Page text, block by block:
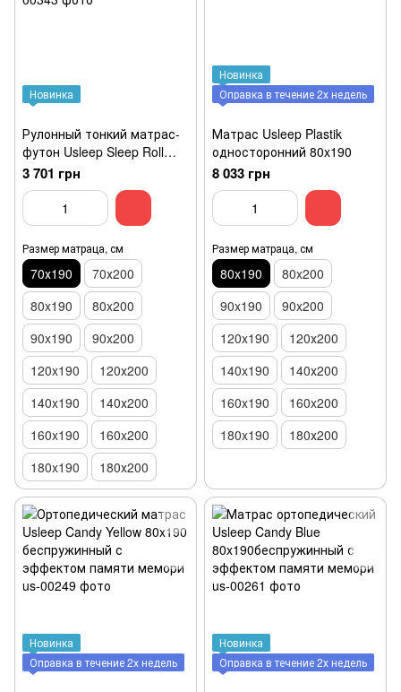
Новинка
Рулонный тонкий матрас-
футон Usleep Sleep Roll
Luxe Kokos 70х190
3 701 грн
Размер матраца, см
70х190
70х200
80x190
80x200
90x190
90x200
120x190
120х200
140x190
140х200
160x190
160x200
180x190
180х200
Новинка
Оправка в течение 2х недель
Матрас Usleep Plastik
односторонний 80x190
8 033 грн
Размер матраца, см
80x190
80x200
90x190
90x200
120x190
120х200
140x190
140х200
160x190
160x200
180x190
180х200
Новинка
Оправка в течение 2х недель
Новинка
Оправка в течение 2х недель